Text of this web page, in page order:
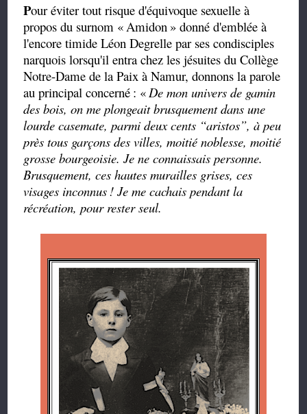
Pour éviter tout risque d'équivoque sexuelle à
propos du surnom «Amidon » donné d'emblée à
l'encore timide Léon Degrelle par ses condisciples
narquois lorsqu'il entra chez les jésuites du Collège
Notre-Dame de la Paix à Namur, donnons la parole
au principal concerné : «De mon univers de gamin
des bois, on me plongeait brusquement dans une
lourde casemate, parmi deux cents “aristos”, à peu
près tous garçons des villes, moitié noblesse, moitié
grosse bourgeoisie. Je ne connaissais personne.
Brusquement, ces hautes murailles grises, ces
visages inconnus! Je me cachais pendant la
récréation, pour rester seul.